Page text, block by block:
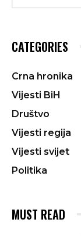
CATEGORIES
Crna hronika
Vijesti BiH
Društvo
Vijesti regija
Vijesti svijet
Politika
MUST READ